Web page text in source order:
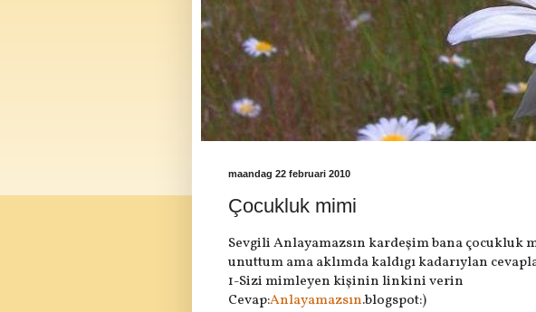
maandag 22 februari 2010
Çocukluk mimi
Sevgili Anlayamazsın kardeşim bana çocukluk
unuttum ama aklımda kaldıgı kadarıylan
1-Sizi mimleyen kişinin linkini verin
Cevap:Anlayamazsın.blogspot:)